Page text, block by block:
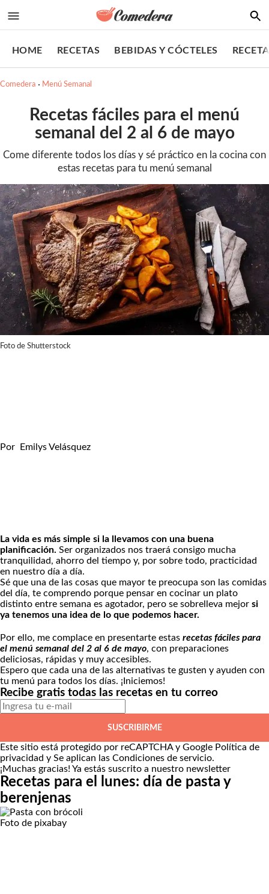
HOME RECETAS BEBIDAS Y CÓCTELES
Comedera Menú Semanal
Recetas fáciles para el menú
semanal del 2 al 6 de mayo
Come diferente todos los días y sé práctico en la cocina con
estas recetas para tu menú semanal
Foto de Shutterstock
Por Emilys Velásquez
La vida es más simple si la llevamos con una buena
planificación. Ser organizados nos traerá consigo mucha
tranquilidad, ahorro del tiempo y, por sobre todo, practicidad
en nuestro día a día.
Sé que una de las cosas que mayor te preocupa son las comidas
del día, te comprendo porque pensar en cocinar un plato
distinto entre semana es agotador, pero se sobrelleva mejor si
ya tenemos una idea de lo que podemos hacer.
Por ello, me complace en presentarte estas recetas fáciles para
el menú semanal del 2 al 6 de mayo, con preparaciones
deliciosas, rápidas y muy accesibles.
Espero que cada una de las alternativas te gusten y ayuden con
tu menú para todos los días. ¡Iniciemos!
Recibe gratis todas las recetas en tu correo
SUSCRIBIRME
Este sitio está protegido por reCAPTCHA y Google Política de
privacidad y Se aplican las Condiciones de servicio.
¡Muchas gracias! Ya estás suscrito a nuestro newsletter
Recetas para el lunes: día de pasta y
berenjenas
Foto de pixabay